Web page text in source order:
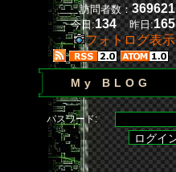
訪問者数：369621
今日:134 昨日:165
フォトログ表示
My BLOG
パスワード: